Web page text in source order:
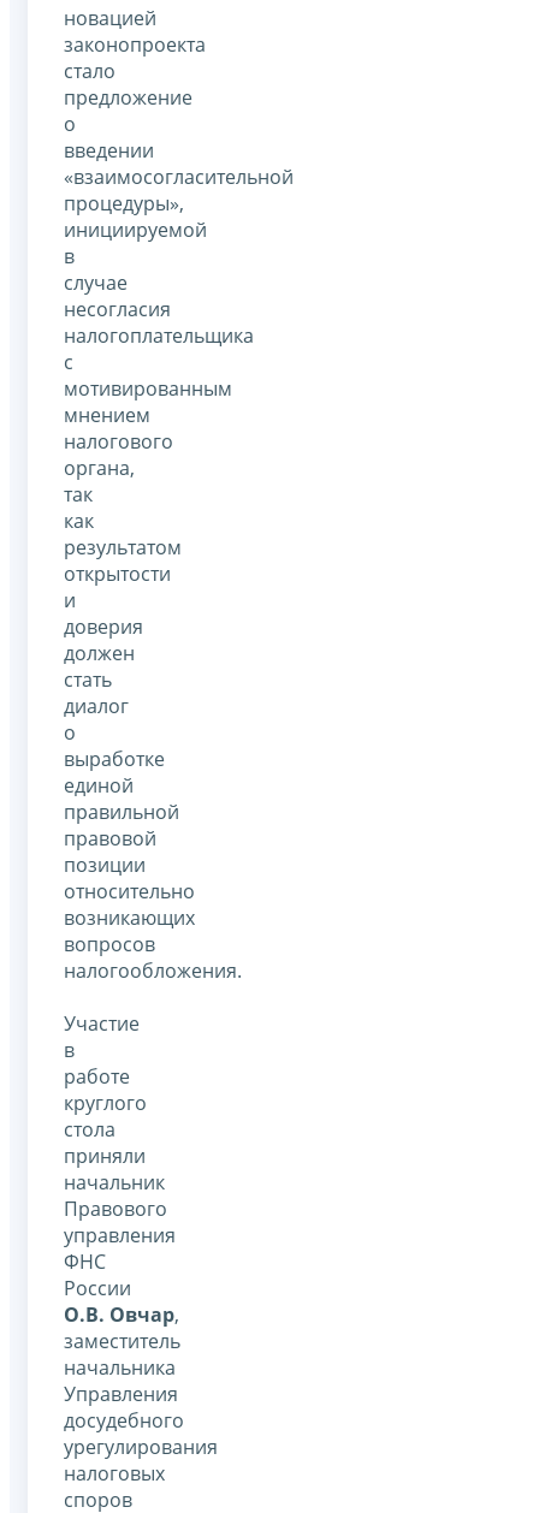
новацией
законопроекта
стало
предложение
о
введении
«взаимосогласительной
процедуры»,
инициируемой
в
случае
несогласия
налогоплательщика
с
мотивированным
мнением
налогового
органа,
так
как
результатом
открытости
и
доверия
должен
стать
диалог
о
выработке
единой
правильной
правовой
позиции
относительно
возникающих
вопросов
налогообложения.
Участие
в
работе
круглого
стола
приняли
начальник
Правового
управления
ФНС
России
О.В. Овчар,
заместитель
начальника
Управления
досудебного
урегулирования
налоговых
споров